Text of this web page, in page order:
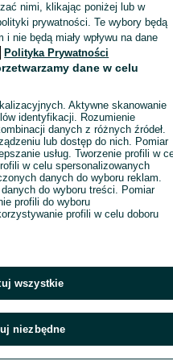
nimi, klikając poniżej lub w
prywatności. Te wybory będą
nie będą miały wpływu na dane
Polityka Prywatności
dane w celu
Aktywne skanowanie
identyfikacji. Rozumienie
danych z różnych źródeł.
lub dostęp do nich. Pomiar
usług. Tworzenie profili w
w celu spersonalizowanych
danych do wyboru reklam.
do wyboru treści. Pomiar
profili do wyboru
profili w celu doboru
wszystkie
niezbędne